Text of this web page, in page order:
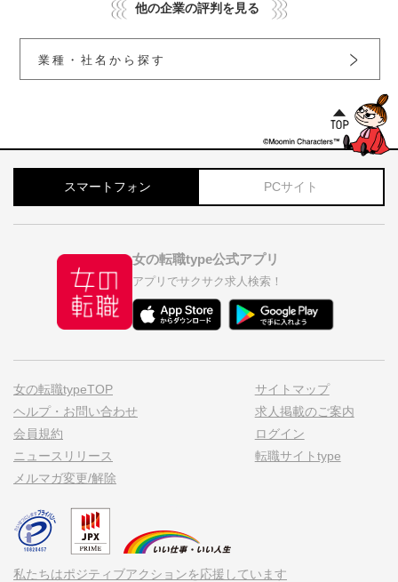
他の企業の評判を見る
業種・社名から探す
スマートフォン PCサイト
女の転職type公式アプリ
アプリでサクサク求人検索！
女の転職typeTOP
ヘルプ・お問い合わせ
会員規約
ニュースリリース
メルマガ変更/解除
サイトマップ
求人掲載のご案内
ログイン
転職サイトtype
私たちはポジティブアクションを応援しています